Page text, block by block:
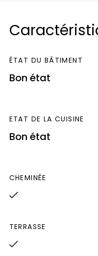
ÉTAT DU BÂTIMENT
Bon état
ETAT DE LA CUISINE
Bon état
CHEMINÉE
TERRASSE